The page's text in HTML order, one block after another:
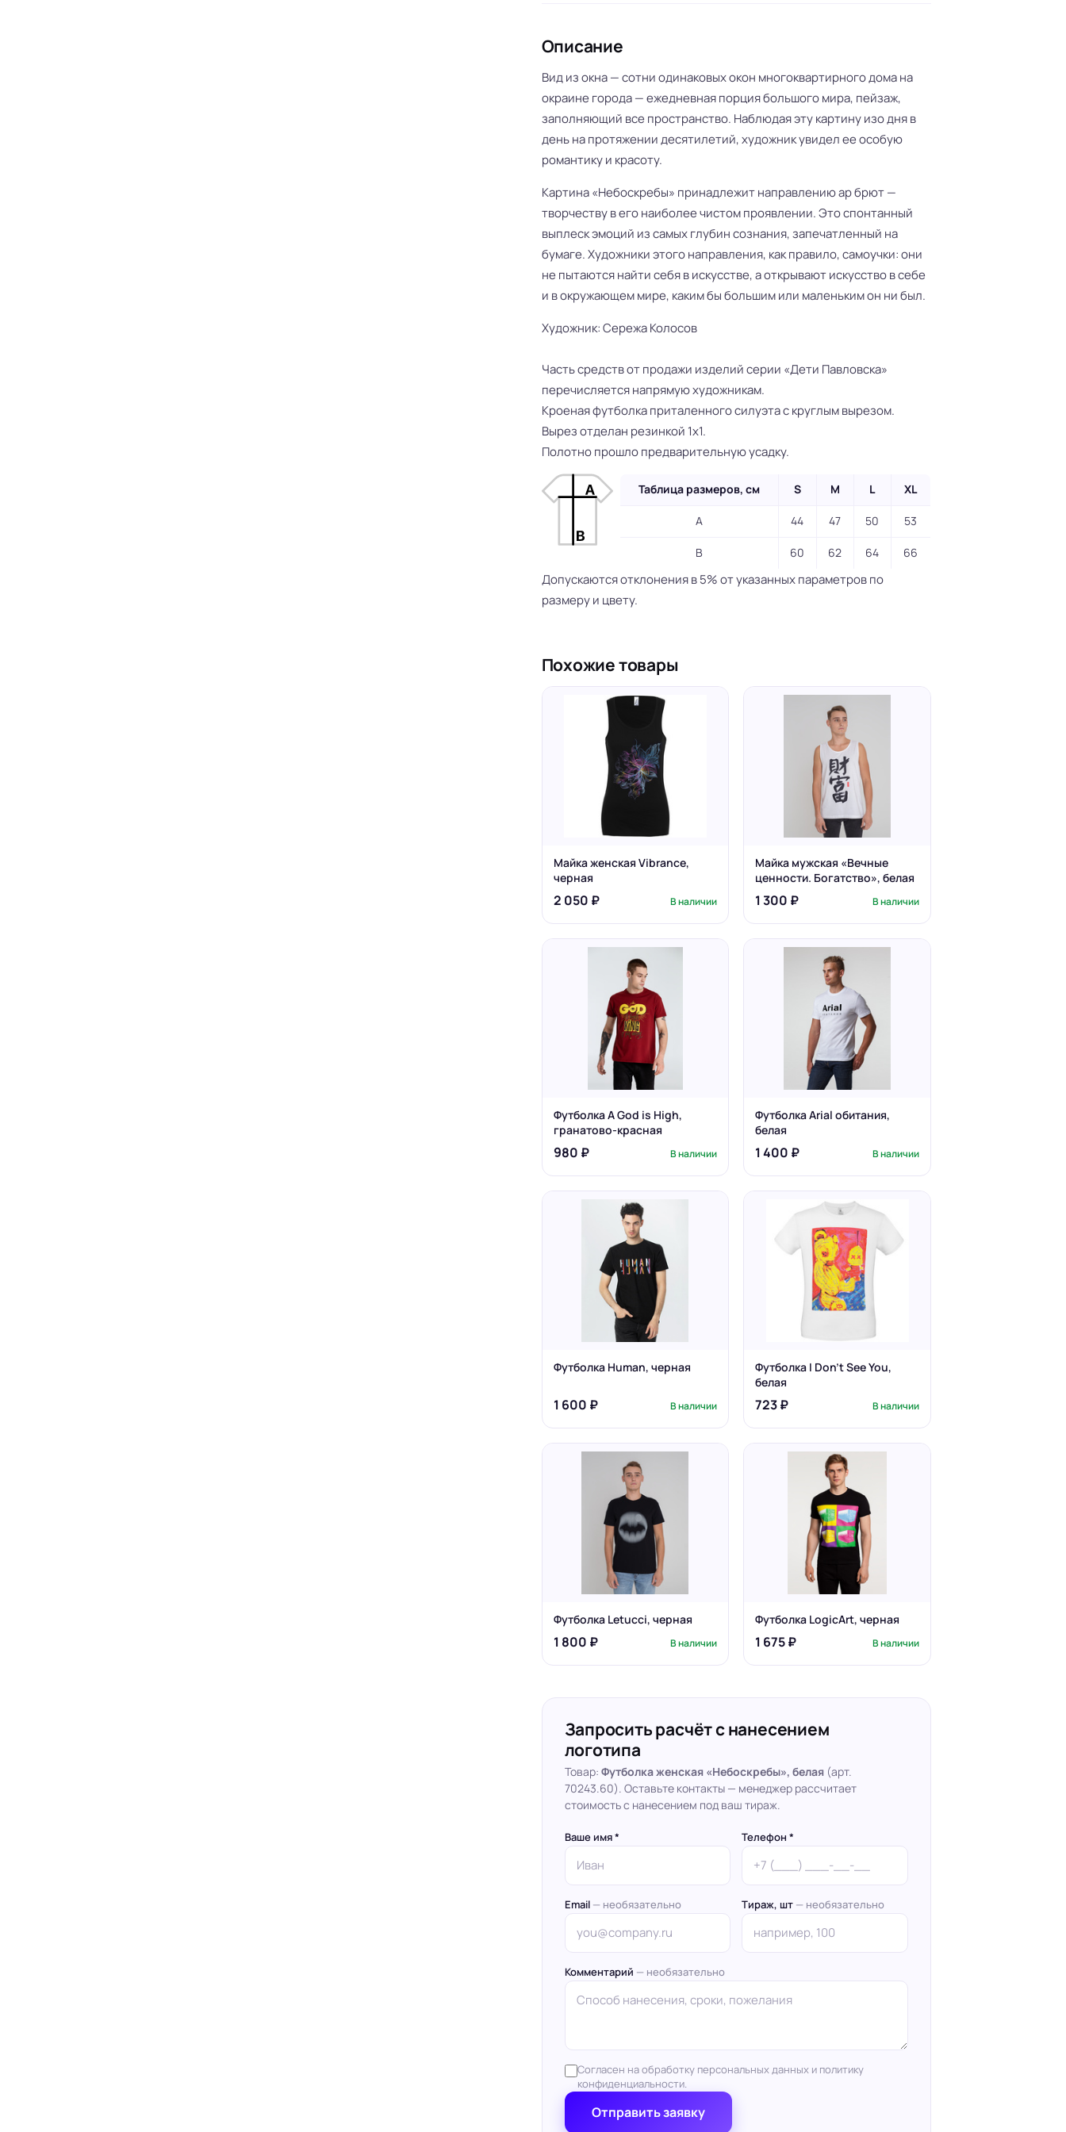
Описание
Вид из окна — сотни одинаковых окон многоквартирного дома на
окраине города — ежедневная порция большого мира, пейзаж,
заполняющий все пространство. Наблюдая эту картину изо дня в
день на протяжении десятилетий, художник увидел ее особую
романтику и красоту.
Картина «Небоскребы» принадлежит направлению ар брют —
творчеству в его наиболее чистом проявлении. Это спонтанный
выплеск эмоций из самых глубин сознания, запечатленный на
бумаге. Художники этого направления, как правило, самоучки: они
не пытаются найти себя в искусстве, а открывают искусство в себе
и в окружающем мире, каким бы большим или маленьким он ни был.
Художник: Сережа Колосов
Часть средств от продажи изделий серии «Дети Павловска»
перечисляется напрямую художникам.
Кроеная футболка приталенного силуэта с круглым вырезом.
Вырез отделан резинкой 1х1.
Полотно прошло предварительную усадку.
Таблица размеров, см S M L XL
A 44 47 50 53
B 60 62 64 66
Допускаются отклонения в 5% от указанных параметров по
размеру и цвету.
Похожие товары
Майка женская Vibrance,
черная
2 050 ₽ В наличии
Майка мужская «Вечные
ценности. Богатство», белая
1 300 ₽ В наличии
Футболка A God is High,
гранатово-красная
980 ₽ В наличии
Футболка Arial обитания,
белая
1 400 ₽ В наличии
Футболка Human, черная
1 600 ₽ В наличии
Футболка I Don't See You,
белая
723 ₽ В наличии
Футболка Letucci, черная
1 800 ₽ В наличии
Футболка LogicArt, черная
1 675 ₽ В наличии
Запросить расчёт с нанесением
логотипа
Товар: Футболка женская «Небоскребы», белая(арт.
70243.60). Оставьте контакты — менеджер рассчитает
стоимость с нанесением под ваш тираж.
Ваше имя * Телефон *
Email — необязательно Тираж, шт — необязательно
Комментарий — необязательно
Согласен на обработку персональных данных и политику
конфиденциальности.
Отправить заявку